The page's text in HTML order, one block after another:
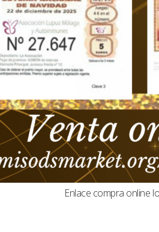
Enlace compra online